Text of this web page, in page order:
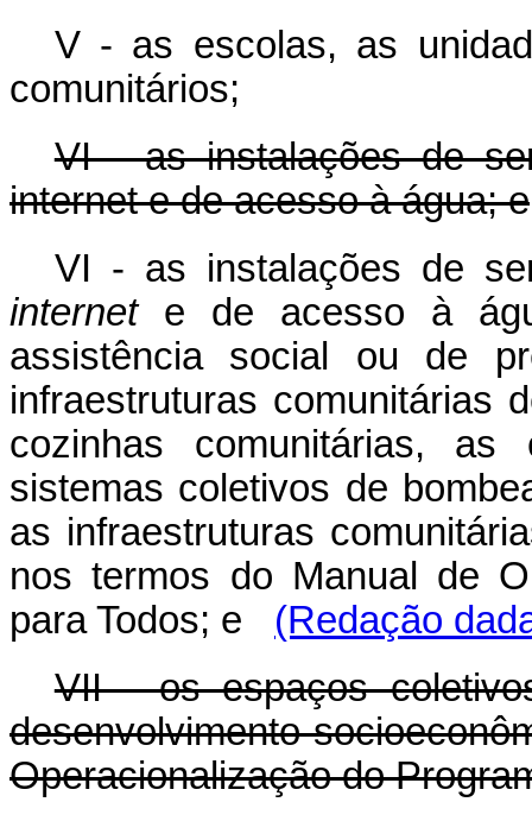
V - as escolas, as
comunitários;
VI - as instalações de
internet e de acesso à água; e
VI - as instalações de
internete de acesso à
assistência social ou de
infraestruturas comunitárias
cozinhas comunitárias,
sistemas coletivos de
as infraestruturas
nos termos do Manual de
para Todos; e
(Redação
VII - os espaços
desenvolvimento
Operacionalização do